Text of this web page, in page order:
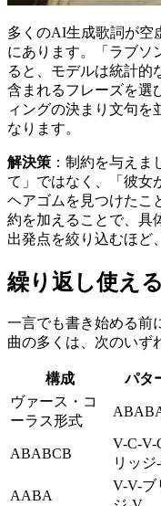
多くのAI生成歌詞が空
にあります。「ラブソ
ると、モデルは統計的
含まれるフレーズを選
ィングの決まり文句を
なります。
解決策 ：制約を与え
て」ではなく、「彼女
ヘアゴムを見つけたこ
約を加えることで、具
出発点を絞り込むほど
繰り返し使え
一言でも書き始める前
曲の多くは、次のいず
構成 パタ
ヴァース・コ
ーラス形式
ABABCB
V-C-V-
リッジ
AABA
V-V-ブ